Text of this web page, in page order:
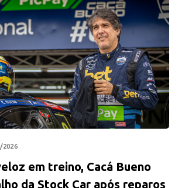
2026
em treino, Cacá Bueno
da Stock Car após reparos